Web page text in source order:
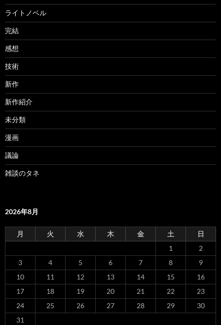
ライトノベル
完結
感想
技術
新作
新作紹介
未分類
漫画
議論
雑談のタネ
2026年8月
月 火 水 木 金 土
日
1
2
3
4 5 6 7 8
9
10
11 12 13 14 15
16
17
18 19 20 21 22
23
24
25 26 27 28 29
30
31